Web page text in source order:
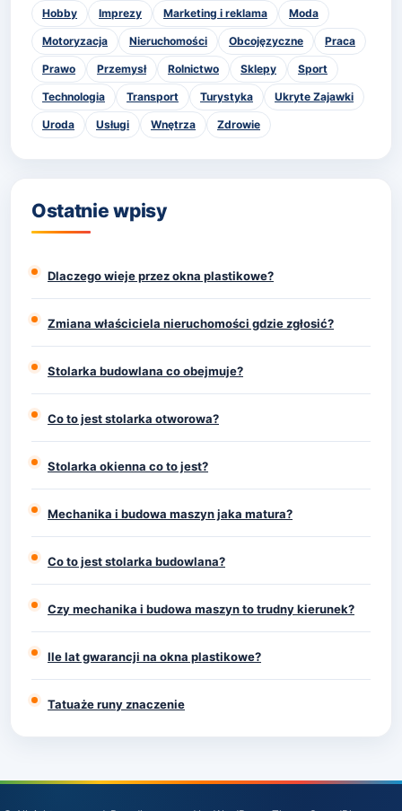
Hobby Imprezy Marketing i reklama Moda
Motoryzacja Nieruchomości Obcojęzyczne Praca
Prawo Przemysł Rolnictwo Sklepy Sport
Technologia Transport Turystyka Ukryte Zajawki
Uroda Usługi Wnętrza Zdrowie
Ostatnie wpisy
Dlaczego wieje przez okna plastikowe?
Zmiana właściciela nieruchomości gdzie zgłosić?
Stolarka budowlana co obejmuje?
Co to jest stolarka otworowa?
Stolarka okienna co to jest?
Mechanika i budowa maszyn jaka matura?
Co to jest stolarka budowlana?
Czy mechanika i budowa maszyn to trudny kierunek?
Ile lat gwarancji na okna plastikowe?
Tatuaże runy znaczenie